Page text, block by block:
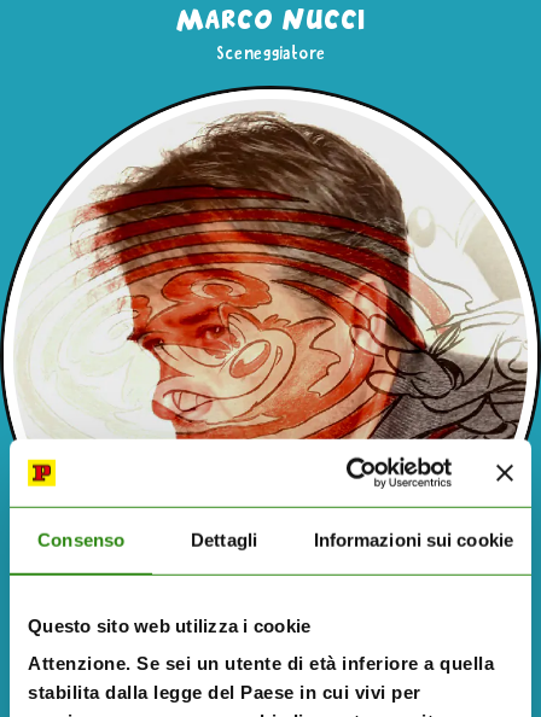
Consenso Dettagli Informazioni sui cookie
Questo sito web utilizza i cookie
Attenzione. Se sei un utente di età inferiore a quella
stabilita dalla legge del Paese in cui vivi per
Marco Nucci
Sceneggiatore
Ottavio Panaro